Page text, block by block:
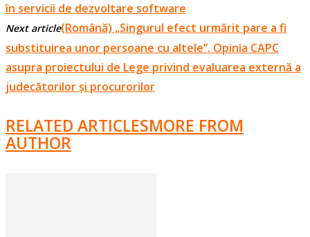
în servicii de dezvoltare software
Next article(Română) „Singurul efect urmărit pare a fi
substituirea unor persoane cu altele”. Opinia CAPC
asupra proiectului de Lege privind evaluarea externă a
judecătorilor și procurorilor
RELATED ARTICLESMORE FROM
AUTHOR